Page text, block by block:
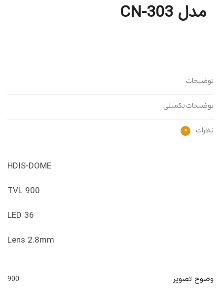
مدل CN-303
توضیحات
توضیحات تکمیلی
نظرات 0
HDIS-DOME
900 TVL
36 LED
Lens 2.8mm
وضوح تصویر
900